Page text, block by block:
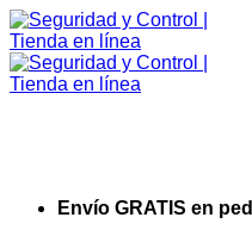
Saltar
al
contenido
Envío GRATIS en